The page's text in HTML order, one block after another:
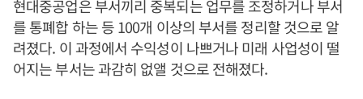
현대중공업은 부서끼리 중복되는 업무를 조정하거나 부서
를 통폐합 하는 등 100개 이상의 부서를 정리할 것으로 알
려졌다. 이 과정에서 수익성이 나쁘거나 미래 사업성이 떨
어지는 부서는 과감히 없앨 것으로 전해졌다.